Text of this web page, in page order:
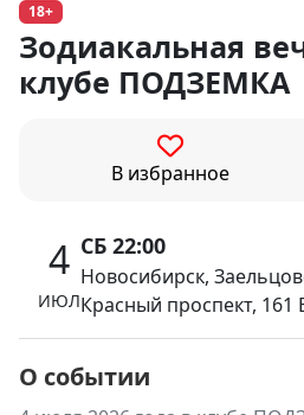
18+
Зодиакальная
клубе ПОДЗЕМКА
В избранное
4
ИЮЛ
СБ 22:00
Новосибирск,
Красный проспект, 161
О событии